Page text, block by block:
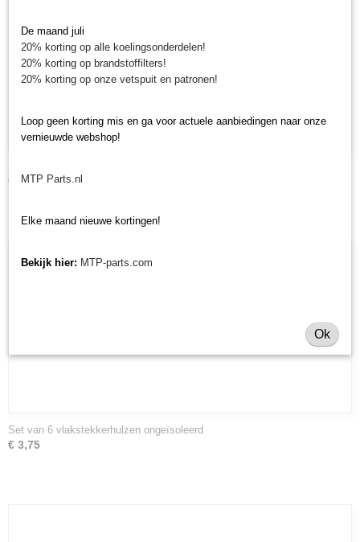
€ 4,50
Set van 6 vlakstekkerhulzen ongeïsoleerd
€ 3,75
De maand juli
20% korting op alle koelingsonderdelen!
20% korting op brandstoffilters!
20% korting op onze vetspuit en patronen!
Loop geen korting mis en ga voor actuele aanbiedingen naar onze
vernieuwde webshop!
MTP Parts.nl
Elke maand nieuwe kortingen!
Bekijk hier: MTP-parts.com
Ok